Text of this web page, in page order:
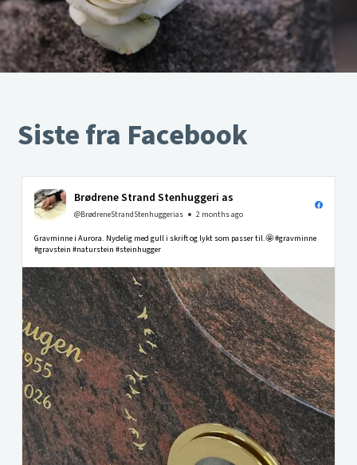
Siste fra Facebook
Brødrene Strand Stenhuggeri as
@BrødreneStrandStenhuggerias 2 months ago
Gravminne i Aurora. Nydelig med gull i skrift og lykt som passer til.🤩 #gravminne
#gravstein #naturstein #steinhugger